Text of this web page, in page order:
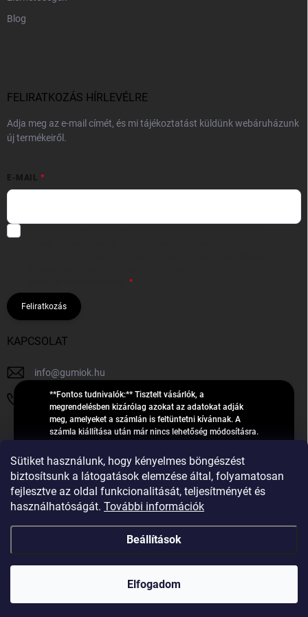
Sütiket használunk, hogy kényelmes böngészést
biztosítsunk a látogatások elemzése által, folyamatosan
fejlesztve az oldal funkcionalitását, teljesítményét és
használhatóságát. További információk
Beállítások
Elfogadom
**Fontos tudnivalók:** Tisztelt vásárlók, a
megrendelésben kizárólag azokat az adatokat adják
meg, amelyeket a számlán is feltüntetni kívánnak. A
számla kiállítása után már nincs lehetőség módosításra.
feldolgozása” státusz alatt van lehetőség! Csak új,
**2023-ban, 2024-ben vagy 2025-ben** gyártott
gumiabroncsokat árusítunk – a gumik **pontos DOT-
számáról nem adunk felvilágosítást**! Köszönjük. A
feldolgozás alatt álló nagyszámú megrendelésre
vagy feldolgozásáról való tájékoztatásra. Csak
válaszolunk a **[gumisuperke@gmail.com]
(mailto:gumisuperke@gmail.com)** címre küldött e-mail
Blog
FELIRATKOZÁS HÍRLEVÉLRE
Adja meg az e-mail címét, és mi tájékoztatást küldünk webáruházunk
új termékeiről.
E-MAIL
Feliratkozás
KAPCSOLAT
info@gumiok.hu
+36705429902
R
U
K
E
R
Árukereső.hu
gumiok
GumiOK.hu webáruház